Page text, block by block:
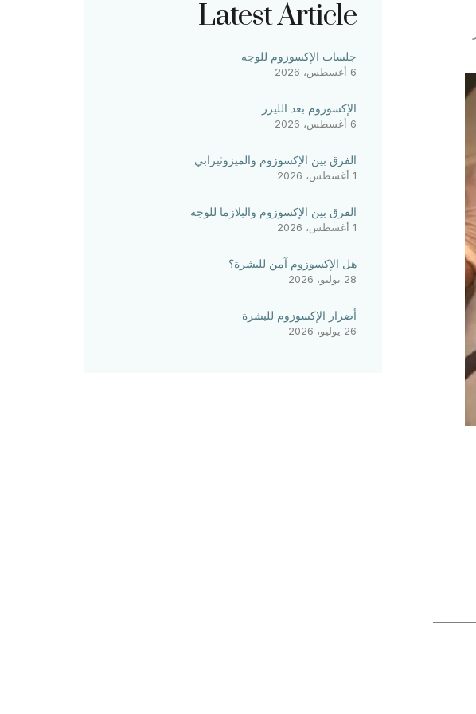
Latest Article
جلسات الإكسوزوم للوجه
6 أغسطس، 2026
الإكسوزوم بعد الليزر
6 أغسطس، 2026
الفرق بين الإكسوزوم والميزوثيرابي
1 أغسطس، 2026
الفرق بين الإكسوزوم والبلازما للوجه
1 أغسطس، 2026
هل الإكسوزوم آمن للبشرة؟
28 يوليو، 2026
أضرار الإكسوزوم للبشرة
26 يوليو، 2026